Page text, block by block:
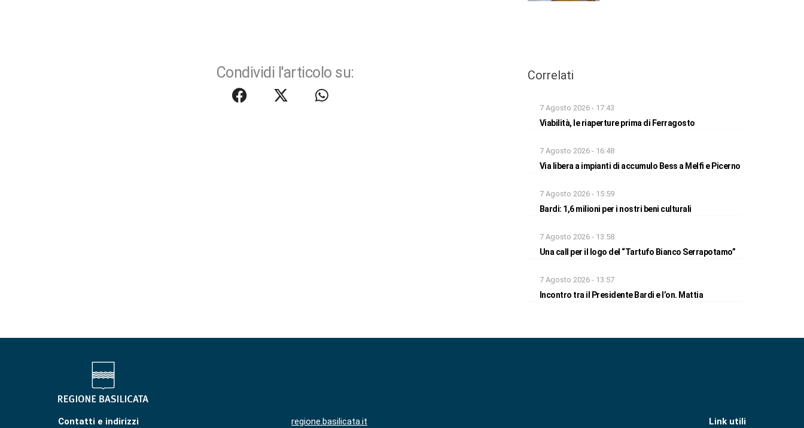
Condividi l'articolo su: Correlati
7 Agosto 2026 - 17:43
Viabilità, le riaperture prima di Ferragosto
7 Agosto 2026 - 16:48
Via libera a impianti di accumulo Bess a Melfi e Picerno
7 Agosto 2026 - 15:59
Bardi: 1,6 milioni per i nostri beni culturali
7 Agosto 2026 - 13:58
Una call per il logo del “Tartufo Bianco Serrapotamo”
7 Agosto 2026 - 13:57
Incontro tra il Presidente Bardi e l’on. Mattia
Contatti e indirizzi regione.basilicata.it Link utili